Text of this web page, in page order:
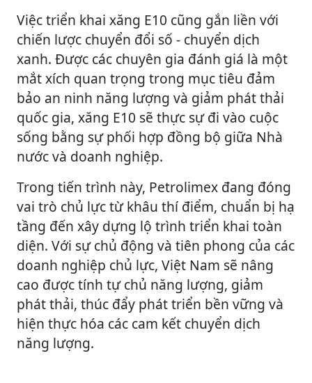
Việc triển khai xăng E10 cũng gắn liền với
chiến lược chuyển đổi số - chuyển dịch
xanh. Được các chuyên gia đánh giá là một
mắt xích quan trọng trong mục tiêu đảm
bảo an ninh năng lượng và giảm phát thải
quốc gia, xăng E10 sẽ thực sự đi vào cuộc
sống bằng sự phối hợp đồng bộ giữa Nhà
nước và doanh nghiệp.
Trong tiến trình này, Petrolimex đang đóng
vai trò chủ lực từ khâu thí điểm, chuẩn bị hạ
tầng đến xây dựng lộ trình triển khai toàn
diện. Với sự chủ động và tiên phong của các
doanh nghiệp chủ lực, Việt Nam sẽ nâng
cao được tính tự chủ năng lượng, giảm
phát thải, thúc đẩy phát triển bền vững và
hiện thực hóa các cam kết chuyển dịch
năng lượng.